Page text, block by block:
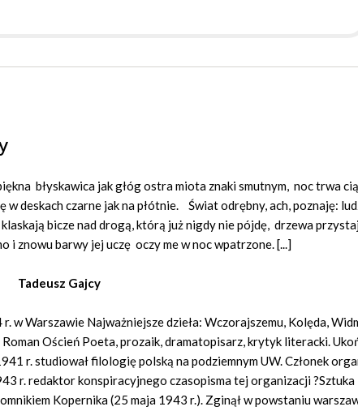
bły­ska­wi­ca jak głóg ostra mio­ta zna­ki smut­nym, noc trwa
de­skach czar­ne jak na płót­nie. Świat od­ręb­ny, ach, po­zna­ję:
bi­cze nad dro­gą, któ­rą już ni­g­dy nie pój­dę, drze­wa
i zno­wu bar­wy jej uczę oczy me w noc wpa­trzo­ne. [...]
Tadeusz Gajcy
w Warszawie Najważniejsze dzieła: Wczorajszemu, Kolęda,
Oścień Poeta, prozaik, dramatopisarz, krytyk literacki.
r. studiował filologię polską na podziemnym UW. Członek
r. redaktor konspiracyjnego czasopisma tej organizacji ?Sztuka
Kopernika (25 maja 1943 r.). Zginął w powstaniu